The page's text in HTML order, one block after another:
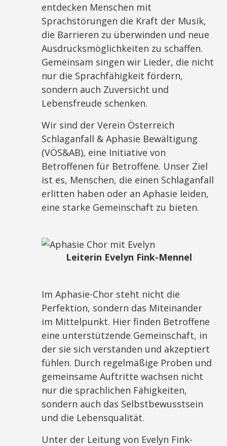
entdecken Menschen mit
Sprachstörungen die Kraft der Musik,
die Barrieren zu überwinden und neue
Ausdrucksmöglichkeiten zu schaffen.
Gemeinsam singen wir Lieder, die nicht
nur die Sprachfähigkeit fördern,
sondern auch Zuversicht und
Lebensfreude schenken.
Wir sind der Verein Österreich
Schlaganfall & Aphasie Bewältigung
(VÖS&AB), eine Initiative von
Betroffenen für Betroffene. Unser Ziel
ist es, Menschen, die einen Schlaganfall
erlitten haben oder an Aphasie leiden,
eine starke Gemeinschaft zu bieten.
Leiterin Evelyn Fink-Mennel
Im Aphasie-Chor steht nicht die
Perfektion, sondern das Miteinander
im Mittelpunkt. Hier finden Betroffene
eine unterstützende Gemeinschaft, in
der sie sich verstanden und akzeptiert
fühlen. Durch regelmäßige Proben und
gemeinsame Auftritte wachsen nicht
nur die sprachlichen Fähigkeiten,
sondern auch das Selbstbewusstsein
und die Lebensqualität.
Unter der Leitung von Evelyn Fink-